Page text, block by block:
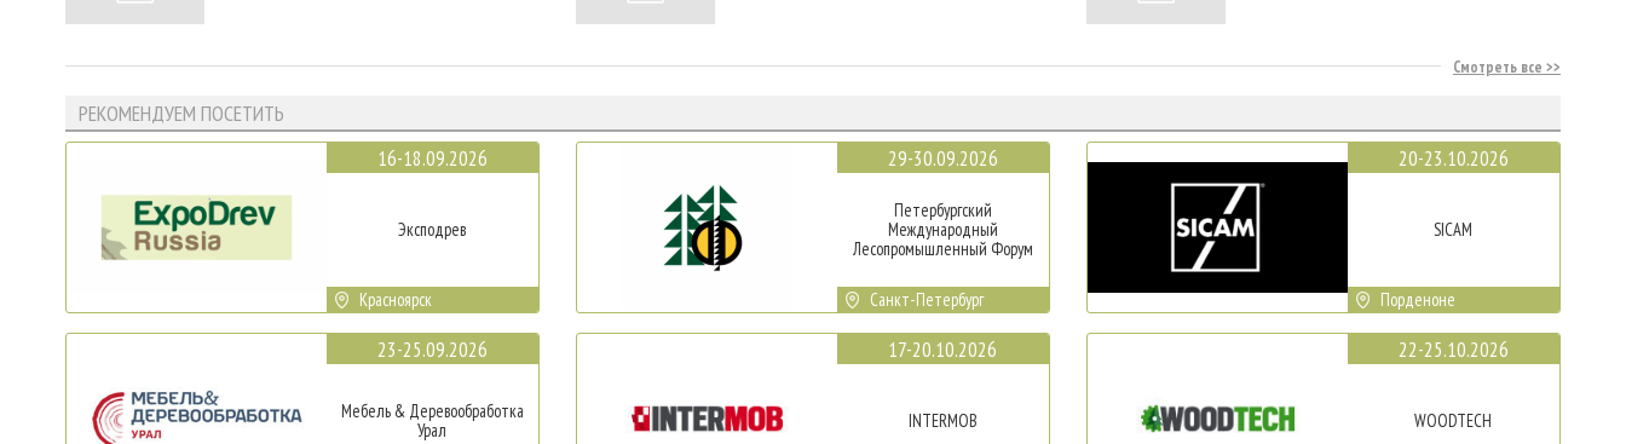
Смотреть все
РЕКОМЕНДУЕМ ПОСЕТИТЬ
16-18.09.2026
Эксподрев
Красноярск
23-25.09.2026
Мебель & Деревообработка
Урал
29-30.09.2026
Петербургский
Международный
Лесопромышленный Форум
Санкт-Петербург
17-20.10.2026
INTERMOB
20-23.10.2026
SICAM
Порденоне
22-25.10.2026
WOODTECH